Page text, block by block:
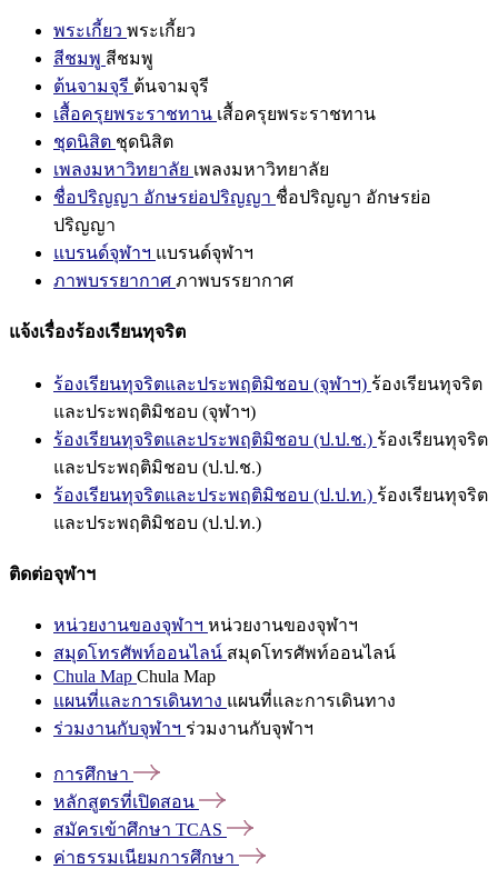
พระเกี้ยว พระเกี้ยว
สีชมพู สีชมพู
ต้นจามจุรี ต้นจามจุรี
เสื้อครุยพระราชทาน เสื้อครุยพระราชทาน
ชุดนิสิต ชุดนิสิต
เพลงมหาวิทยาลัย เพลงมหาวิทยาลัย
ชื่อปริญญา อักษรย่อปริญญา ชื่อปริญญา อักษรย่อ
ปริญญา
แบรนด์จุฬาฯ แบรนด์จุฬาฯ
ภาพบรรยากาศ ภาพบรรยากาศ
แจ้งเรื่องร้องเรียนทุจริต
ร้องเรียนทุจริตและประพฤติมิชอบ (จุฬาฯ) ร้องเรียนทุจริต
และประพฤติมิชอบ (จุฬาฯ)
ร้องเรียนทุจริตและประพฤติมิชอบ (ป.ป.ช.) ร้องเรียนทุจริต
และประพฤติมิชอบ (ป.ป.ช.)
ร้องเรียนทุจริตและประพฤติมิชอบ (ป.ป.ท.) ร้องเรียนทุจริต
และประพฤติมิชอบ (ป.ป.ท.)
ติดต่อจุฬาฯ
หน่วยงานของจุฬาฯ หน่วยงานของจุฬาฯ
สมุดโทรศัพท์ออนไลน์ สมุดโทรศัพท์ออนไลน์
Chula Map Chula Map
แผนที่และการเดินทาง แผนที่และการเดินทาง
ร่วมงานกับจุฬาฯ ร่วมงานกับจุฬาฯ
การศึกษา
หลักสูตรที่เปิดสอน
สมัครเข้าศึกษา TCAS
ค่าธรรมเนียมการศึกษา